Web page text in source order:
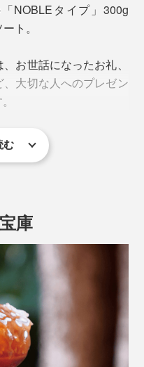
然環境の中にJARAを設
チミツは限りなくピュ
」の厳しい規定をク
ものだけが『JARA
す。
く、手間暇を要するも
場所に設置
分だけを収穫し、残り
ようにとっておく
NOBLEタイプ」300g
ト。
お世話になったお礼、
大切な人へのプレゼン
む
庫